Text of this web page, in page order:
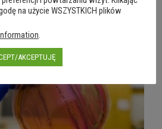
na użycie WSZYSTKICH plików
.
AKCEPTUJĘ